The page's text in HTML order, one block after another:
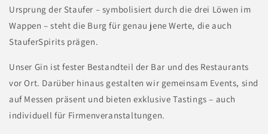
Ursprung der Staufer – symbolisiert durch die drei Löwen im
Wappen – steht die Burg für genau jene Werte, die auch
StauferSpirits prägen.
Unser Gin ist fester Bestandteil der Bar und des Restaurants
vor Ort. Darüber hinaus gestalten wir gemeinsam Events, sind
auf Messen präsent und bieten exklusive Tastings – auch
individuell für Firmenveranstaltungen.